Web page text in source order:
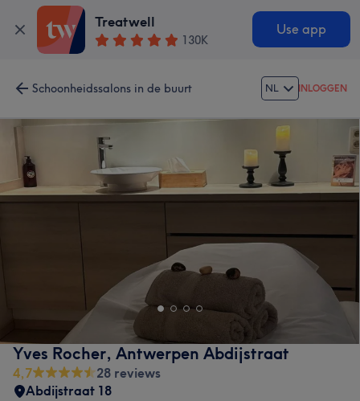
Treatwell
130K
Use app
Schoonheidssalons in de buurt NL INLOGGEN
Yves Rocher, Antwerpen Abdijstraat
4,7
28 reviews
Abdijstraat 18